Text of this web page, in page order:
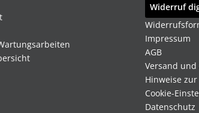
Widerruf
Impressum
AGB
Versand
Hinweise
Cookie-
Datenschutz